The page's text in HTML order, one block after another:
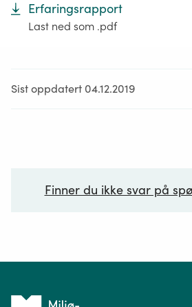
Erfaringsrapport
Last ned som .pdf
Sist oppdatert 04.12.2019
Finner du ikke svar på
Tilbake